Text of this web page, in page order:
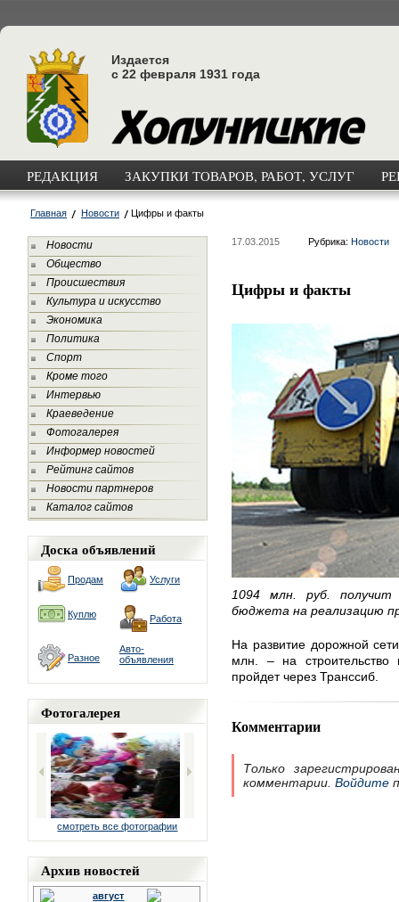
Издается
с 22 февраля 1931 года
РЕДАКЦИЯ ЗАКУПКИ ТОВАРОВ, РАБОТ, УСЛУГ
Главная Новости Цифры и факты
Новости
Общество
Происшествия
Культура и искусство
Экономика
Политика
Спорт
Кроме того
Интервью
Краеведение
Фотогалерея
Информер новостей
Рейтинг сайтов
Новости партнеров
Каталог сайтов
Доска объявлений
Продам Услуги
Куплю Работа
Разное
Авто-
объявления
Фотогалерея
смотреть все фотографии
Архив новостей
август
17.03.2015 Рубрика: Новости
Цифры и факты
1094 млн. руб. получит
бюджета на реализацию
На развитие дорожной
млн. – на строительство
пройдет через Транссиб.
Комментарии
Только
комментарии. Войдите